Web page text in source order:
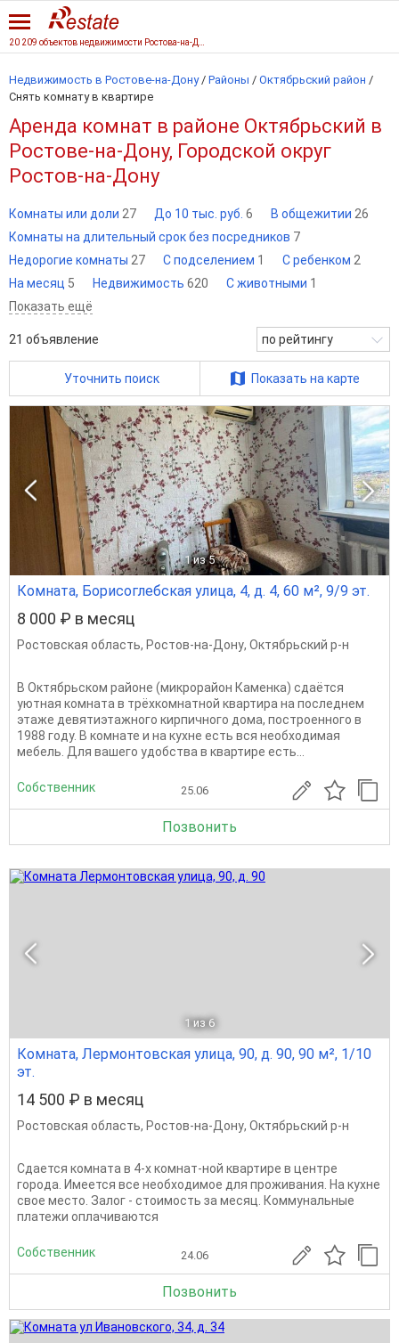
Недвижимость в Ростове-на-Дону / Районы / Октябрьский район /
Снять комнату в квартире
Аренда комнат в районе Октябрьский в
Ростове-на-Дону, Городской округ
Ростов-на-Дону
Комнаты или доли 27 До 10 тыс. руб. 6 В общежитии 26
Комнаты на длительный срок без посредников 7
Недорогие комнаты 27 С подселением 1 С ребенком 2
На месяц 5 Недвижимость 620 С животными 1
Показать ещё
21 объявление по рейтингу
Уточнить поиск Показать на карте
1 из 5
Комната, Борисоглебская улица, 4, д. 4, 60 м², 9/9 эт.
8 000 ₽ в месяц
Ростовская область, Ростов-на-Дону, Октябрьский р-н
В Октябрьском районе (микрорайон Каменка) сдаётся
уютная комната в трёхкомнатной квартира на последнем
этаже девятиэтажного кирпичного дома, построенного в
1988 году. В комнате и на кухне есть вся необходимая
мебель. Для вашего удобства в квартире есть...
Собственник 25.06
Позвонить
1 из 6
Комната, Лермонтовская улица, 90, д. 90, 90 м², 1/10
эт.
14 500 ₽ в месяц
Ростовская область, Ростов-на-Дону, Октябрьский р-н
Сдается комната в 4-х комнат-ной квартире в центре
города. Имеется все необходимое для проживания. На кухне
свое место. Залог - стоимость за месяц. Коммунальные
платежи оплачиваются
Собственник 24.06
Позвонить